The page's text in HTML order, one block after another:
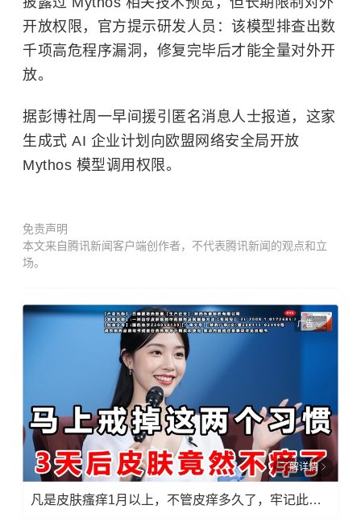
开放权限，官方提示研发人员：该模型排查出数
千项高危程序漏洞，修复完毕后才能全量对外开
放。
据彭博社周一早间援引匿名消息人士报道，这家
生成式 AI 企业计划向欧盟网络安全局开放
Mythos 模型调用权限。
免责声明
本文来自腾讯新闻客户端创作者，不代表腾讯新闻的观点和立
场。
广告
了解详情
凡是皮肤瘙痒1月以上，不管皮痒多久了，牢记此法，快！准！狠！